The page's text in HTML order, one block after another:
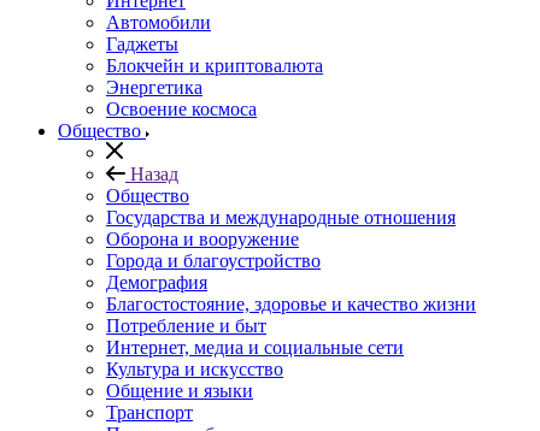
Автомобили
Гаджеты
Блокчейн и криптовалюта
Энергетика
Освоение космоса
Общество
Назад
Общество
Государства и международные отношения
Оборона и вооружение
Города и благоустройство
Демография
Благостостояние, здоровье и качество жизни
Потребление и быт
Интернет, медиа и социальные сети
Культура и искусство
Общение и языки
Транспорт